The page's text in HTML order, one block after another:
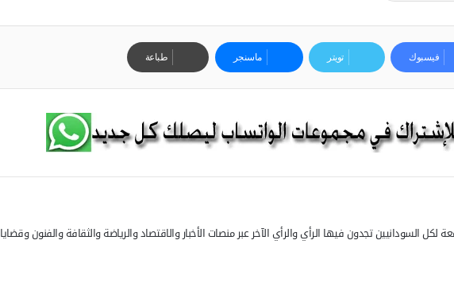
فيسبوك تويتر ماسنجر طباعة
لكل السودانيين تجدون فيها الرأي والرأي الآخر عبر منصات الأخبار والاقتصاد والرياضة والثقافة والفنون وقضايا